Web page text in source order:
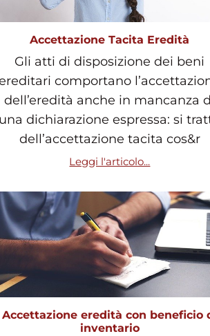
Accettazione Tacita Eredità
Gli atti di disposizione dei beni
comportano
dell’eredità anche in mancanza
una dichiarazione espressa: si
dell’accettazione tacita cos&r
Leggi l'articolo...
Accettazione eredità con beneficio
inventario